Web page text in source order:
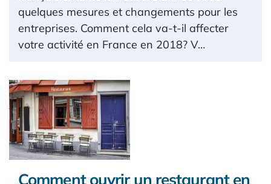
quelques mesures et changements pour les
entreprises. Comment cela va-t-il affecter
votre activité en France en 2018? V…
Comment ouvrir un restaurant en